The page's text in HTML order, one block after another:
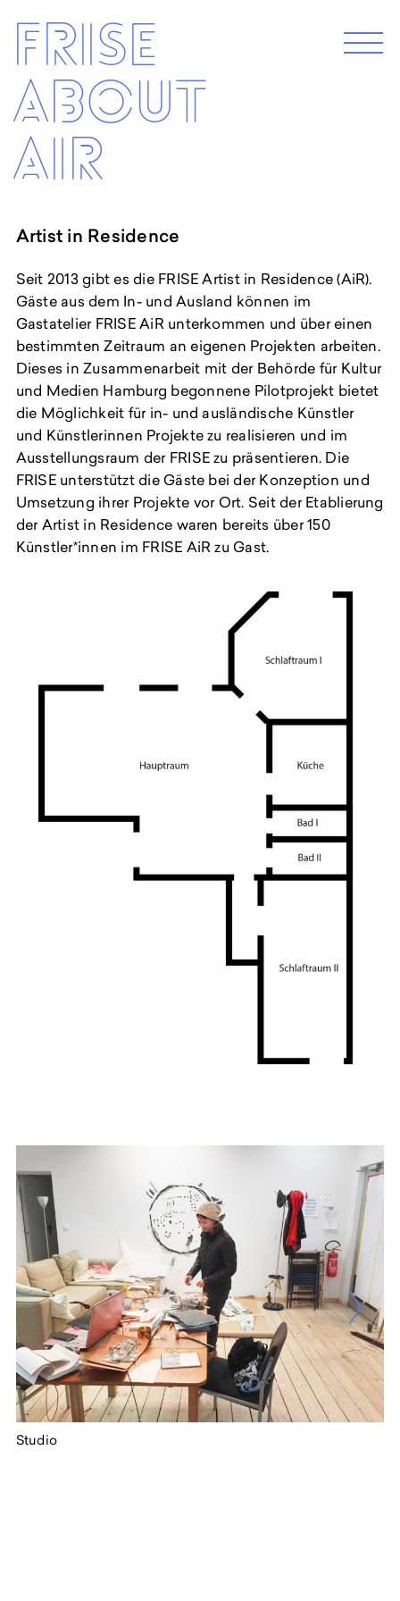
content
M
e
Frise
About
Air
EXHIBITION 2026
Programm 2026
Künstler*innenhaus Hamburg
Abbildungszentrum
Artist in Residence
Frise e.G.
EN
Artist in Residence
Seit 2013 gibt es die FRISE Artist in Residence (AiR).
Gäste aus dem In- und Ausland können im
Gastatelier FRISE AiR unterkommen und über einen
bestimmten Zeitraum an eigenen Projekten arbeiten.
Dieses in Zusammenarbeit mit der Behörde für Kultur
und Medien Hamburg begonnene Pilotprojekt bietet
die Möglichkeit für in- und ausländische Künstler
und Künstlerinnen Projekte zu realisieren und im
Ausstellungsraum der FRISE zu präsentieren. Die
FRISE unterstützt die Gäste bei der Konzeption und
Umsetzung ihrer Projekte vor Ort. Seit der Etablierung
der Artist in Residence waren bereits über 150
Künstler*innen im FRISE AiR zu Gast.
Studio